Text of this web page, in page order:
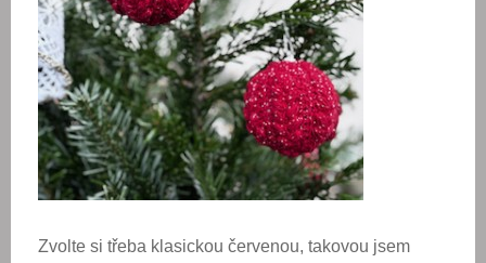
Zvolte si třeba klasickou červenou, takovou jsem